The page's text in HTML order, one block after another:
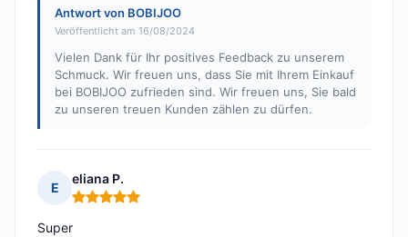
Antwort von BOBIJOO
Veröffentlicht am 16/08/2024
Vielen Dank für Ihr positives Feedback zu unserem
Schmuck. Wir freuen uns, dass Sie mit Ihrem Einkauf
bei BOBIJOO zufrieden sind. Wir freuen uns, Sie bald
zu unseren treuen Kunden zählen zu dürfen.
E
eliana P.
Hinweis: 5 von 5
Super